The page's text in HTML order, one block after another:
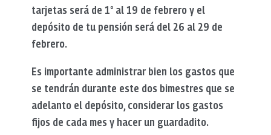
tarjetas será de 1° al 19 de febrero y el
depósito de tu pensión será del 26 al 29 de
febrero.
Es importante administrar bien los gastos que
se tendrán durante este dos bimestres que se
adelanto el depósito, considerar los gastos
fijos de cada mes y hacer un guardadito.